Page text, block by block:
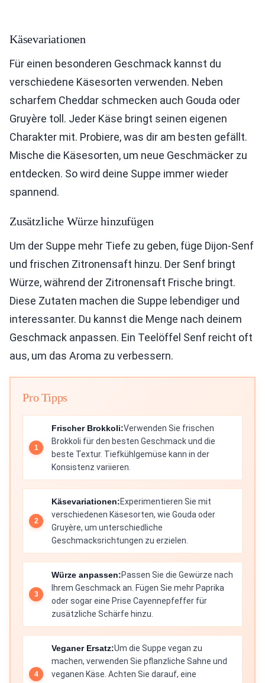
Käsevariationen
Für einen besonderen Geschmack kannst du
verschiedene Käsesorten verwenden. Neben
scharfem Cheddar schmecken auch Gouda oder
Gruyère toll. Jeder Käse bringt seinen eigenen
Charakter mit. Probiere, was dir am besten gefällt.
Mische die Käsesorten, um neue Geschmäcker zu
entdecken. So wird deine Suppe immer wieder
spannend.
Zusätzliche Würze hinzufügen
Um der Suppe mehr Tiefe zu geben, füge Dijon-Senf
und frischen Zitronensaft hinzu. Der Senf bringt
Würze, während der Zitronensaft Frische bringt.
Diese Zutaten machen die Suppe lebendiger und
interessanter. Du kannst die Menge nach deinem
Geschmack anpassen. Ein Teelöffel Senf reicht oft
aus, um das Aroma zu verbessern.
Pro Tipps
Frischer Brokkoli:Verwenden Sie frischen
Brokkoli für den besten Geschmack und die
beste Textur. Tiefkühlgemüse kann in der
Konsistenz variieren.
Käsevariationen:Experimentieren Sie mit
verschiedenen Käsesorten, wie Gouda oder
Gruyère, um unterschiedliche
Geschmacksrichtungen zu erzielen.
Würze anpassen:Passen Sie die Gewürze nach
Ihrem Geschmack an. Fügen Sie mehr Paprika
oder sogar eine Prise Cayennepfeffer für
zusätzliche Schärfe hinzu.
Veganer Ersatz:Um die Suppe vegan zu
machen, verwenden Sie pflanzliche Sahne und
veganen Käse. Achten Sie darauf, eine